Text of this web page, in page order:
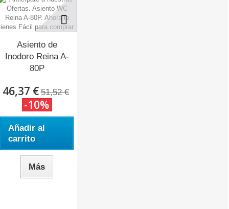
Asiento de
Inodoro Reina A-
80P
46,37 € 51,52 €
-10%
Añadir al
carrito
Más